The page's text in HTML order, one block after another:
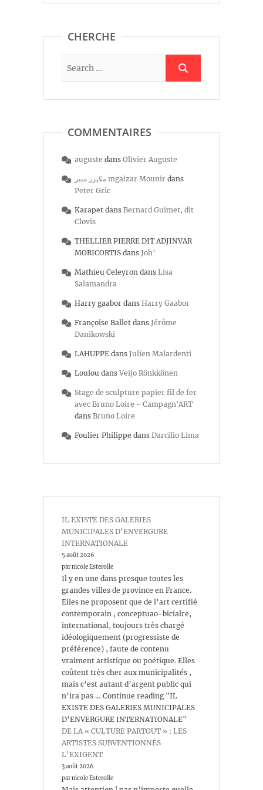
CHERCHE
COMMENTAIRES
auguste dans Olivier Auguste
مكيزر منير mgaizar Mounir dans
Peter Gric
Karapet dans Bernard Guimet, dit
Clovis
THELLIER PIERRE DIT ADJINVAR
MORICORTIS dans Joh’
Mathieu Celeyron dans Lisa
Salamandra
Harry gaabor dans Harry Gaabor
Françoise Ballet dans Jérôme
Danikowski
LAHUPPE dans Julien Malardenti
Loulou dans Veijo Rönkkönen
Stage de sculpture papier fil de fer
avec Bruno Loire - Campagn'ART
dans Bruno Loire
Foulier Philippe dans Darcilio Lima
IL EXISTE DES GALERIES
MUNICIPALES D’ENVERGURE
INTERNATIONALE
5 août 2026
par nicole Esterolle
Il y en une dans presque toutes les
grandes villes de province en France.
Elles ne proposent que de l’art certifié
contemporain , conceptuao-bicialre,
international, toujours très chargé
idéologiquement (progressiste de
préférence) , faute de contenu
vraiment artistique ou poétique. Elles
coûtent très cher aux municipalités ,
mais c’est autant d’argent public qui
n’ira pas … Continue reading "IL
EXISTE DES GALERIES MUNICIPALES
D’ENVERGURE INTERNATIONALE"
DE LA « CULTURE PARTOUT » : LES
ARTISTES SUBVENTIONNÉS
L’EXIGENT
3 août 2026
par nicole Esterolle